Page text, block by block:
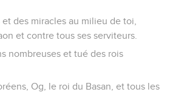
des miracles au milieu de toi,
et contre tous ses serviteurs.
nombreuses et tué des rois
Og, le roi du Basan, et tous les